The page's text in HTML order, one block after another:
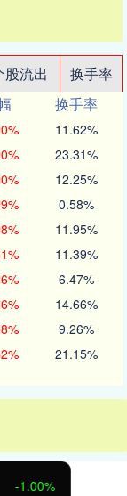
股流出
换手率
换手率
11.62%
23.31%
12.25%
0.58%
11.95%
11.39%
6.47%
14.66%
9.26%
21.15%
-1.00%